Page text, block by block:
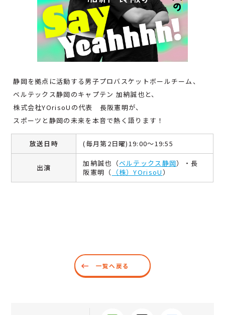
静岡を拠点に活動する男子プロバスケットボールチーム、
ベルテックス静岡のキャプテン 加納誠也と、
株式会社YOrisoUの代表 長阪憲明が、
スポーツと静岡の未来を本音で熱く語ります！
放送日時 (毎月第2日曜)19:00～19:55
出演 加納誠也（ベルテックス静岡）・長
阪憲明（ （株）YOrisoU）
一覧へ戻る